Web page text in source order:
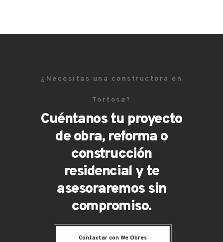
¿Necesitas una constructora en
Tortosa?
Cuéntanos tu proyecto
de obra, reforma o
construcción
residencial y te
asesoraremos sin
compromiso.
Contactar con We Obres